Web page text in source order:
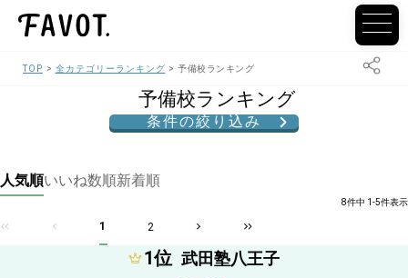
TOP 全カテゴリーランキング 予備校ランキング
予備校ランキング
条件の絞り込み
人気順いいね数順新着順
8件中 1-5件表示
1 2
1位 武田塾八王子